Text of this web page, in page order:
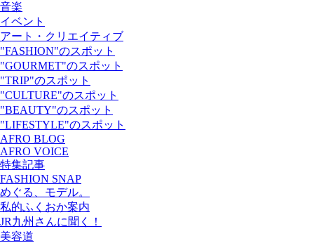
音楽
イベント
アート・クリエイティブ
"FASHION"のスポット
"GOURMET"のスポット
"TRIP"のスポット
"CULTURE"のスポット
"BEAUTY"のスポット
"LIFESTYLE"のスポット
AFRO BLOG
AFRO VOICE
特集記事
FASHION SNAP
めぐる、モデル。
私的ふくおか案内
JR九州さんに聞く！
美容道